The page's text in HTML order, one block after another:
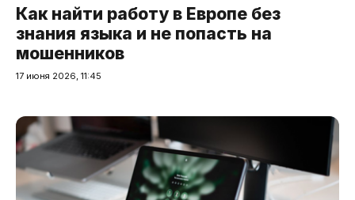
Как найти работу в Европе без
знания языка и не попасть на
мошенников
17 июня 2026, 11:45